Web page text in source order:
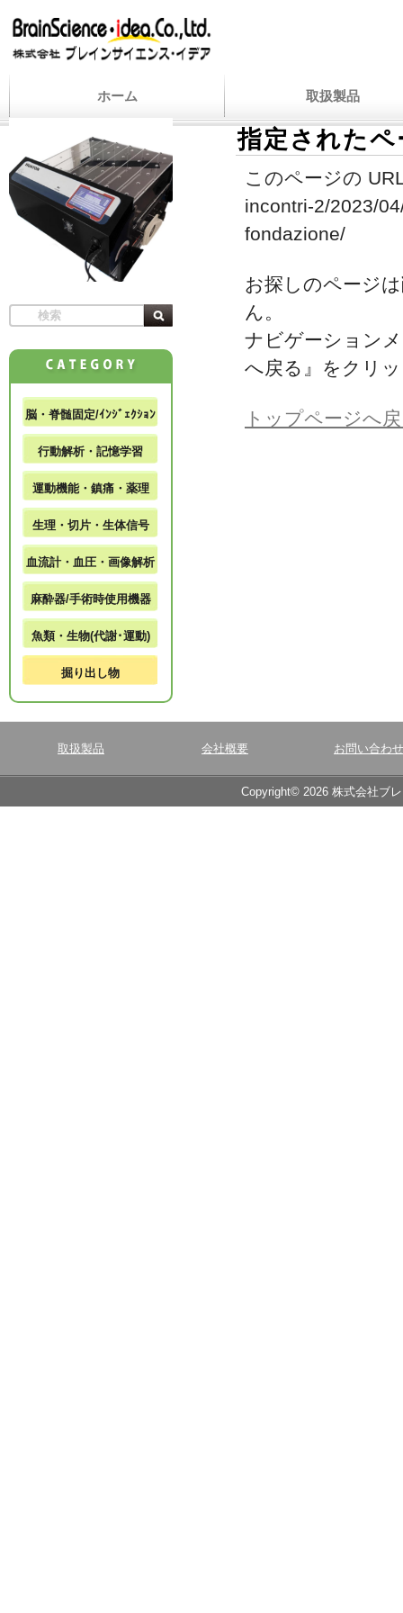
ホーム 取扱製品
指定された
このページの
incontri-2/2023/
fondazione/
お探しのページ
ん。
ナビゲーション
へ戻る』をクリ
トップページへ
脳・脊髄固定/ｲﾝｼﾞｪｸｼｮﾝ
行動解析・記憶学習
運動機能・鎮痛・薬理
生理・切片・生体信号
血流計・血圧・画像解析
麻酔器/手術時使用機器
魚類・生物(代謝･運動)
掘り出し物
取扱製品 会社概要 お問い合わせ
Copyright© 2026 株式会社ブ